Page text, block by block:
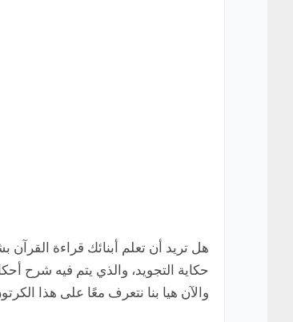
هل تريد أن تعلم أبنائك قراءة
حكاية التجويد، والذي يتم فيه شرح
والآن هيا بنا نتعرف معًا على هذا